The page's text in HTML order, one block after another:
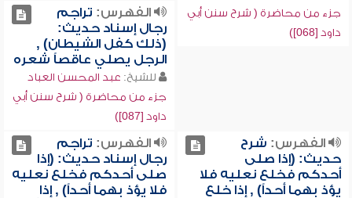
جزء من محاضرة ( شرح سنن أبي
داود [068])
الفهرس: تراجم
رجال إسناد حديث:
(ذلك كفل الشيطان) ,
الرجل يصلي عاقصاً شعره
للشيخ: عبد المحسن العباد
جزء من محاضرة ( شرح سنن أبي
داود [087])
الفهرس: شرح
حديث: (إذا صلى
أحدكم فخلع نعليه فلا
يؤذ بهما أحداً) , إذا خلع
الفهرس: تراجم
رجال إسناد حديث: (إذا
صلى أحدكم فخلع نعليه
فلا يؤذ بهما أحداً) , إذا